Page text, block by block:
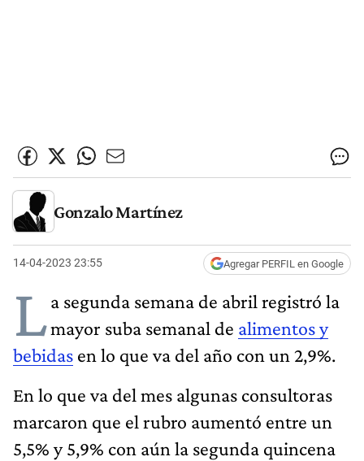
Gonzalo Martínez
14-04-2023 23:55 Agregar PERFIL en Google
La segunda semana de abril registró la
mayor suba semanal de alimentos y
bebidas en lo que va del año con un 2,9%.
En lo que va del mes algunas consultoras
marcaron que el rubro aumentó entre un
5,5% y 5,9% con aún la segunda quincena